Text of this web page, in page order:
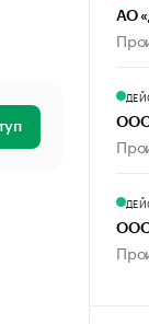
АО
ООО
ООО